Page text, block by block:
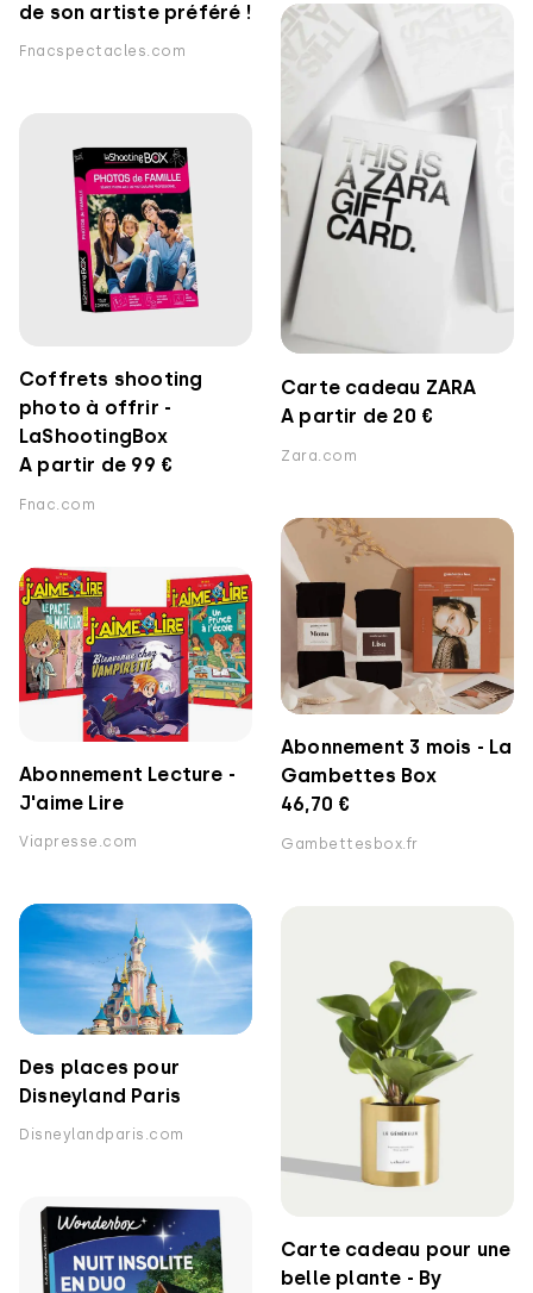
de son artiste préféré !
Fnacspectacles.com
Carte cadeau ZARA
A partir de 20 €
Zara.com
Coffrets shooting
photo à offrir -
LaShootingBox
A partir de 99 €
Fnac.com
Abonnement 3 mois - La
Gambettes Box
46,70 €
Gambettesbox.fr
Abonnement Lecture -
J'aime Lire
Viapresse.com
Des places pour
Disneyland Paris
Disneylandparis.com
Carte cadeau pour une
belle plante - By